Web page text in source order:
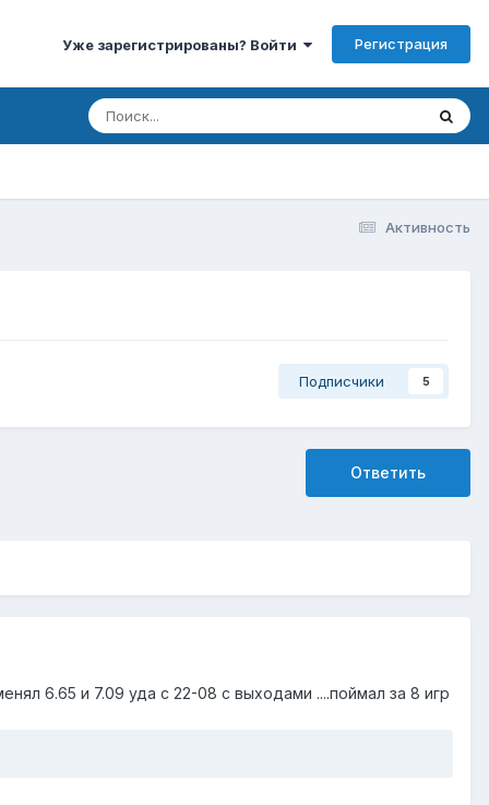
Уже зарегистрированы? Войти Регистрация
Активность
Подписчики 5
Ответить
6.65 и 7.09 уда с 22-08 с выходами ....поймал за 8 игр